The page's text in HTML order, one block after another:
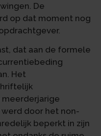
De
op dat moment nog
dat aan de formele
Het
door het non-
beperkt in zijn